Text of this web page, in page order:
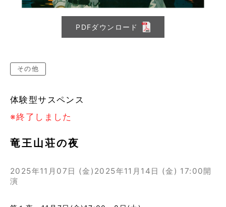
PDFダウンロード
その他
体験型サスペンス
※終了しました
竜王山荘の夜
2025年11月07日 (金) 2025年11月14日 (金) 17:00開
演